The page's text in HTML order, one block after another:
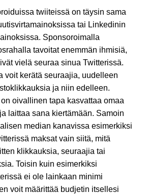
twiiteissä on täysin sama
tai Linkedinin
Sponsoroimalla
tavoitat enemmän ihmisiä,
vielä seuraa sinua Twitterissä.
voit kerätä seuraajia, uudelleen
ja niin edelleen.
oivallinen tapa kasvattaa omaa
laittaa sana kiertämään. Samoin
median kanavissa esimerkiksi
maksat vain siitä, mitä
klikkauksia, seuraajia tai
Toisin kuin esimerkiksi
ei ole lainkaan minimi
voit määrittää budjetin itsellesi